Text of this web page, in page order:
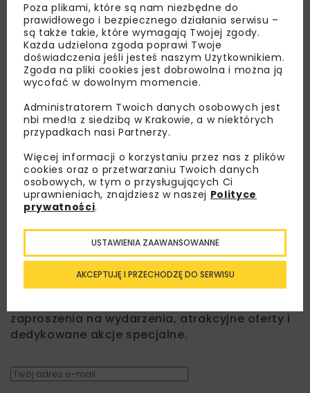
Lubisz wiedzieć więcej?
Zapisz się do newslettera aby otrzymywać od
zaproszenia na wydarzenia, atrakcyjne oferty i
dedykowane akcje specjalne.
Poza plikami, które są nam niezbędne do
prawidłowego i bezpiecznego działania serwisu –
są także takie, które wymagają Twojej zgody.
Każda udzielona zgoda poprawi Twoje
doświadczenia jeśli jesteś naszym Użytkownikiem.
Zgoda na pliki cookies jest dobrowolna i można ją
wycofać w dowolnym momencie.
Administratorem Twoich danych osobowych jest
nbi med!a z siedzibą w Krakowie, a w niektórych
przypadkach nasi Partnerzy.
Więcej informacji o korzystaniu przez nas z plików
cookies oraz o przetwarzaniu Twoich danych
osobowych, w tym o przysługujących Ci
uprawnieniach, znajdziesz w naszej Polityce
prywatności.
AKCEPTUJĘ I PRZECHODZĘ DO SERWISU
USTAWIENIA ZAAWANSOWANNE